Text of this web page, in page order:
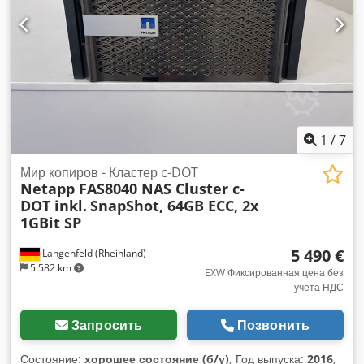
6x6 метров 3x KIT 2SFP + Optic 10GB (ISO00125223, -227,
-388) 2x QLogic 18-портовый коммутатор QDR
(CNVS491200146, CNVS491200150) 10 GBE, двухпортовый
SFP + без оптики Обновление программного обеспечения
Isilon Enterprise Snapshot IQ Состояние: Это предложение
пожелтение). (незначительные царапины или пожелтение).
Crodsrxcvdepfx Am Uef Устройство проверено на
работоспособность и оснащено последней версией
программного обеспечения Isilon OneFS8. Для получения
дополнительной информации вы, конечно, можете
связаться с нами лично. Доставка возможна по запросу!
1 /7
Langenfeld (Rheinland)
5 582 km
Мир копиров - Кластер c-DOT
Netapp FAS8040 NAS Cluster c-
DOT inkl. SnapShot, 64GB ECC, 2x
1GBit SP
5 490 €
EXW Фиксированная цена без
учета НДС
Запросить Позвонить
Состояние: хорошее состояние (б/у), Год выпуска: 2016,